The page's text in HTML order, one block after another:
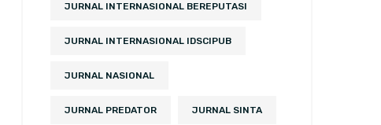
JURNAL INTERNASIONAL BEREPUTASI
JURNAL INTERNASIONAL IDSCIPUB
JURNAL NASIONAL
JURNAL PREDATOR JURNAL SINTA